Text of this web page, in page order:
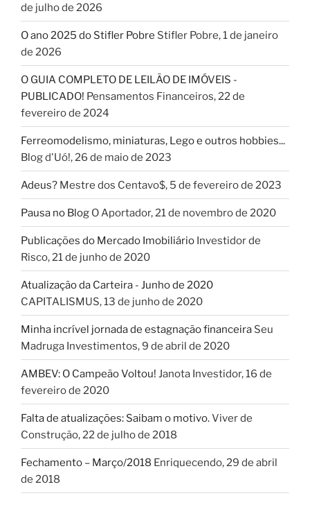
de julho de 2026
O ano 2025 do Stifler Pobre Stifler Pobre,1 de janeiro
de 2026
O GUIA COMPLETO DE LEILÃO DE IMÓVEIS -
PUBLICADO! Pensamentos Financeiros,22 de
fevereiro de 2024
Ferreomodelismo, miniaturas, Lego e outros hobbies...
Blog d'Uó!,26 de maio de 2023
Adeus? Mestre dos Centavo$, 5 de fevereiro de 2023
Pausa no Blog O Aportador,21 de novembro de 2020
Publicações do Mercado Imobiliário Investidor de
Risco,21 de junho de 2020
Atualização da Carteira - Junho de 2020
CAPITALISMUS,13 de junho de 2020
Minha incrível jornada de estagnação financeira Seu
Madruga Investimentos,9 de abril de 2020
AMBEV: O Campeão Voltou! Janota Investidor,16 de
fevereiro de 2020
Falta de atualizações: Saibam o motivo.Viver de
Construção,22 de julho de 2018
Fechamento – Março/2018 Enriquecendo,29 de abril
de 2018